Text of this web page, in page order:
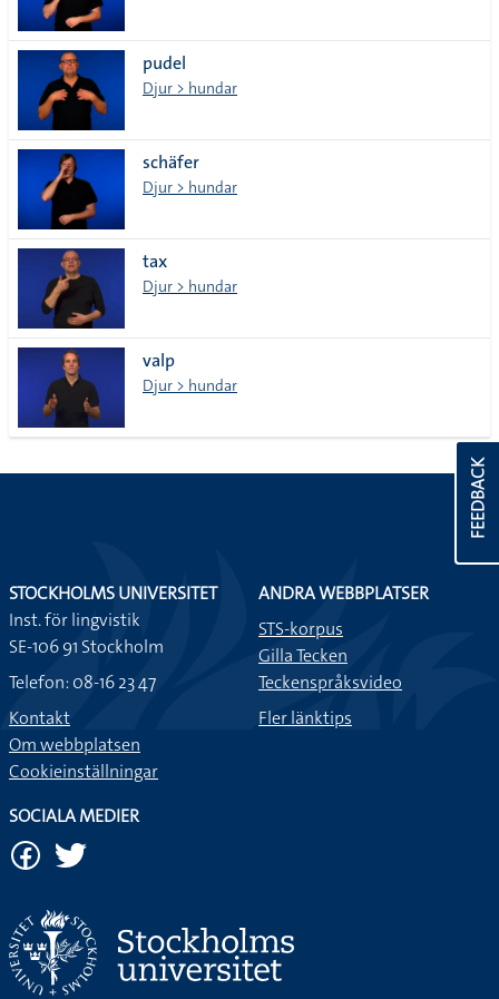
pudel
Djur > hundar
schäfer
Djur > hundar
tax
Djur > hundar
valp
Djur > hundar
FEEDBACK
STOCKHOLMS UNIVERSITET
Inst. för lingvistik
SE-106 91 Stockholm
Telefon: 08-16 23 47
Kontakt
Om webbplatsen
Cookieinställningar
ANDRA WEBBPLATSER
STS-korpus
Gilla Tecken
Teckenspråksvideo
Fler länktips
SOCIALA MEDIER